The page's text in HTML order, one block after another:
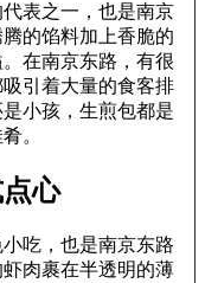
表之一，也是南京
的馅料加上香脆的
在南京东路，有很
引着大量的食客排
小孩，生煎包都是
。
心
吃，也是南京东路
虾肉裹在半透明的薄